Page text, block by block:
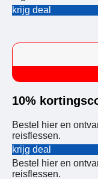
krijg deal
10%
Bestel hier en
reisflessen.
krijg deal
Bestel hier en
reisflessen.